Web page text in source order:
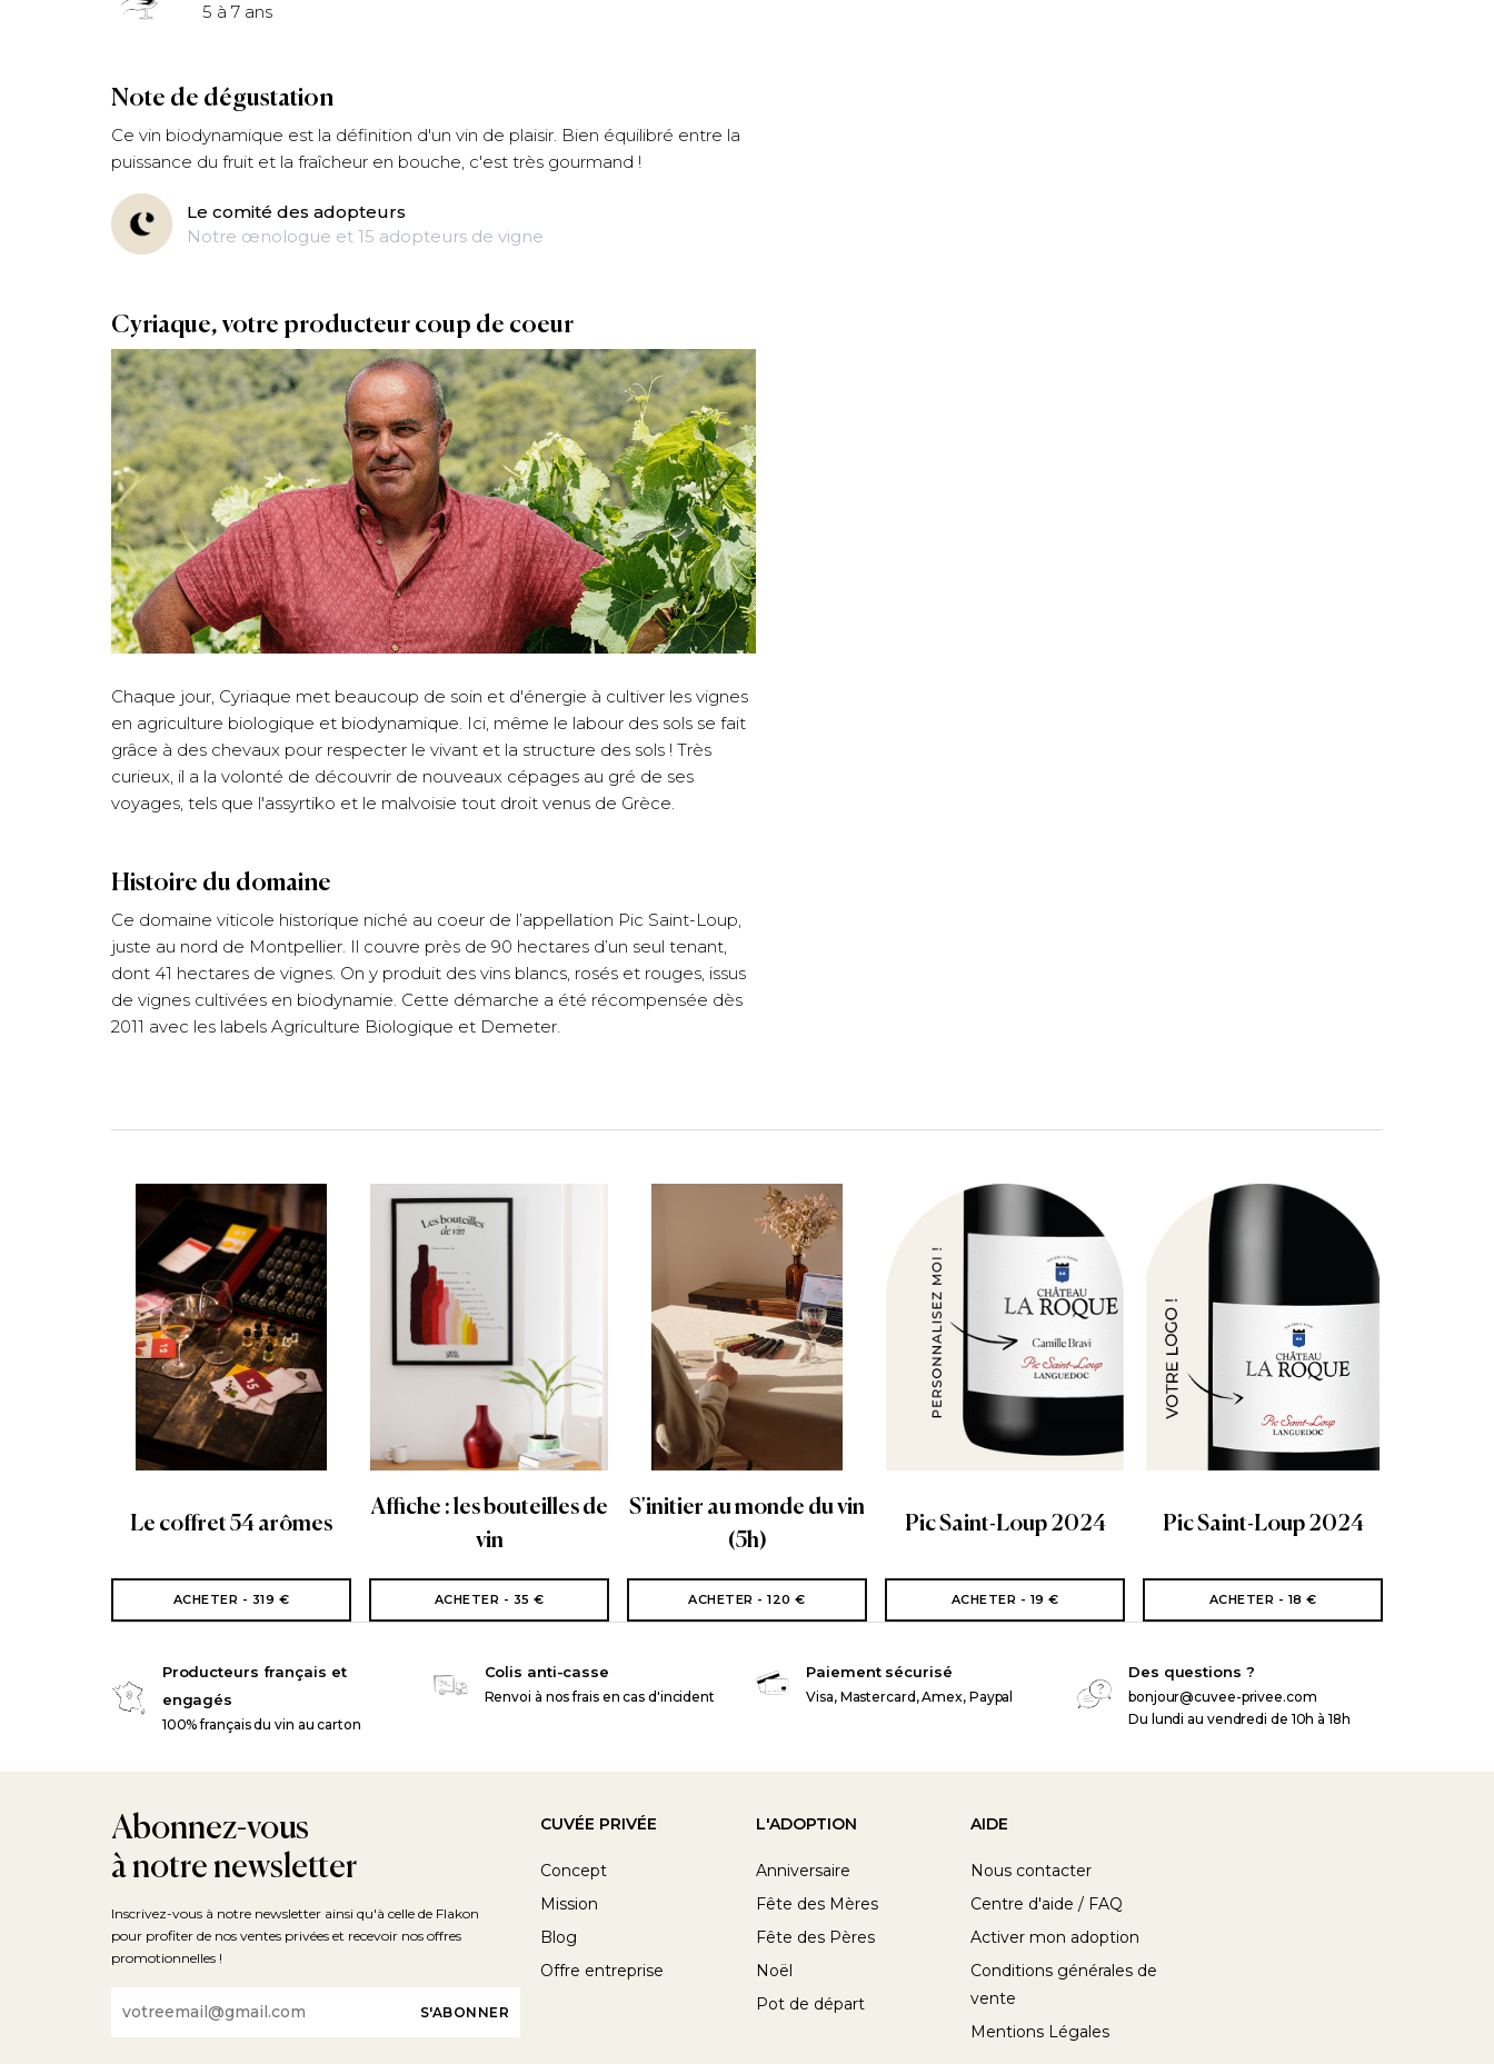
5 à 7 ans
Note de dégustation
Ce vin biodynamique est la définition d'un vin de plaisir. Bien équilibré entre la
puissance du fruit et la fraîcheur en bouche, c'est très gourmand !
Le comité des adopteurs
Notre œnologue et 15 adopteurs de vigne
Cyriaque, votre producteur coup de coeur
Chaque jour, Cyriaque met beaucoup de soin et d'énergie à cultiver les vignes
en agriculture biologique et biodynamique. Ici, même le labour des sols se fait
grâce à des chevaux pour respecter le vivant et la structure des sols ! Très
curieux, il a la volonté de découvrir de nouveaux cépages au gré de ses
voyages, tels que l'assyrtiko et le malvoisie tout droit venus de Grèce.
Histoire du domaine
Ce domaine viticole historique niché au coeur de l’appellation Pic Saint-Loup,
juste au nord de Montpellier. Il couvre près de 90 hectares d’un seul tenant,
dont 41 hectares de vignes. On y produit des vins blancs, rosés et rouges, issus
de vignes cultivées en biodynamie. Cette démarche a été récompensée dès
2011 avec les labels Agriculture Biologique et Demeter.
Le coffret 54 arômes
ACHETER - 319 €
Affiche : les bouteilles de
vin
ACHETER - 35 €
S'initier au monde du vin
(5h)
ACHETER - 120 €
Pic Saint-Loup 2024
ACHETER - 19 €
Pic Saint-Loup 2024
ACHETER - 18 €
Producteurs français et
engagés
100% français du vin au carton
Colis anti-casse
Renvoi à nos frais en cas d'incident
Paiement sécurisé
Visa, Mastercard, Amex, Paypal
Des questions ?
bonjour@cuvee-privee.com
Du lundi au vendredi de 10h à 18h
Abonnez-vous
à notre newsletter
Inscrivez-vous à notre newsletter ainsi qu'à celle de Flakon
pour profiter de nos ventes privées et recevoir nos offres
promotionnelles !
Email
CUVÉE PRIVÉE
Concept
Mission
Blog
Offre entreprise
L'ADOPTION
Anniversaire
Fête des Mères
Fête des Pères
Noël
Pot de départ
AIDE
Nous contacter
Centre d'aide / FAQ
Activer mon adoption
Conditions générales de
vente
Mentions Légales